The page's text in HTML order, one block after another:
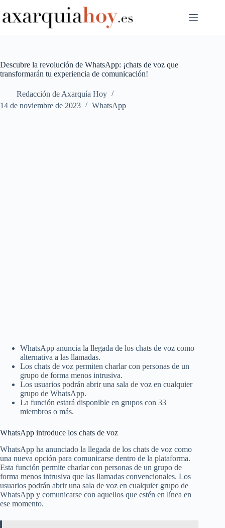
al
contenido
Descubre la revolución de WhatsApp: ¡chats de voz que
transformarán tu experiencia de comunicación!
Redacción de Axarquía Hoy
14 de noviembre de 2023
WhatsApp
WhatsApp anuncia la llegada de los chats de voz como
alternativa a las llamadas.
Los chats de voz permiten charlar con personas de un
grupo de forma menos intrusiva.
Los usuarios podrán abrir una sala de voz en cualquier
grupo de WhatsApp.
La función estará disponible en grupos con 33
miembros o más.
WhatsApp introduce los chats de voz
WhatsApp ha anunciado la llegada de los chats de voz como
una nueva opción para comunicarse dentro de la plataforma.
Esta función permite charlar con personas de un grupo de
forma menos intrusiva que las llamadas convencionales. Los
usuarios podrán abrir una sala de voz en cualquier grupo de
WhatsApp y comunicarse con aquellos que estén en línea en
ese momento.